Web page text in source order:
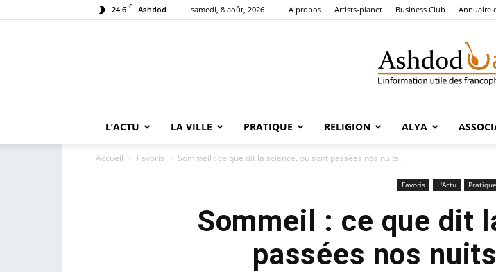
24.6 C Ashdod samedi, 8 août, 2026 A propos Artists-planet Business Club Annuaire
Café
L’ACTU LA VILLE PRATIQUE RELIGION ALYA
Accueil Favoris Sommeil : ce que dit la science, où sont passées nos nuits...
Favoris L'Actu Pratique
Sommeil : ce que dit
passées nos